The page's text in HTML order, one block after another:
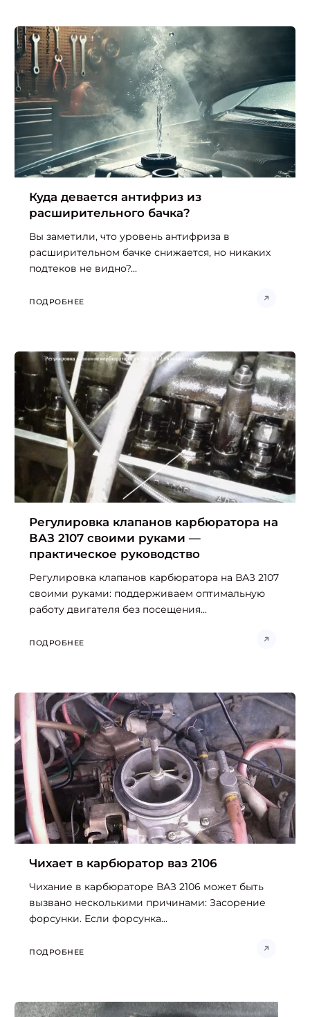
Куда девается антифриз из
расширительного бачка?
Вы заметили, что уровень антифриза в
расширительном бачке снижается, но никаких
подтеков не видно?...
ПОДРОБНЕЕ
Регулировка клапанов карбюратора на
ВАЗ 2107 своими руками —
практическое руководство
Регулировка клапанов карбюратора на ВАЗ 2107
своими руками: поддерживаем оптимальную
работу двигателя без посещения...
ПОДРОБНЕЕ
Чихает в карбюратор ваз 2106
Чихание в карбюраторе ВАЗ 2106 может быть
вызвано несколькими причинами: Засорение
форсунки. Если форсунка...
ПОДРОБНЕЕ